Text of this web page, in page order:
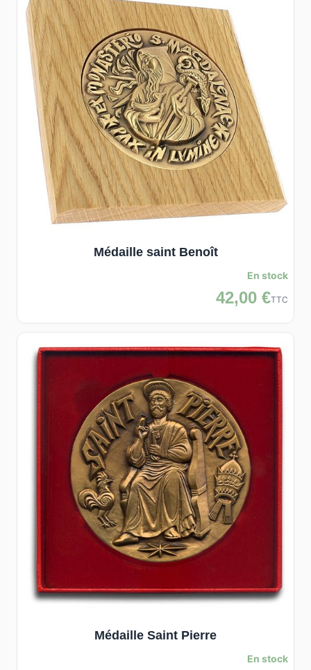
Médaille saint Benoît
En stock
42,00 €TTC
Médaille Saint Pierre
En stock